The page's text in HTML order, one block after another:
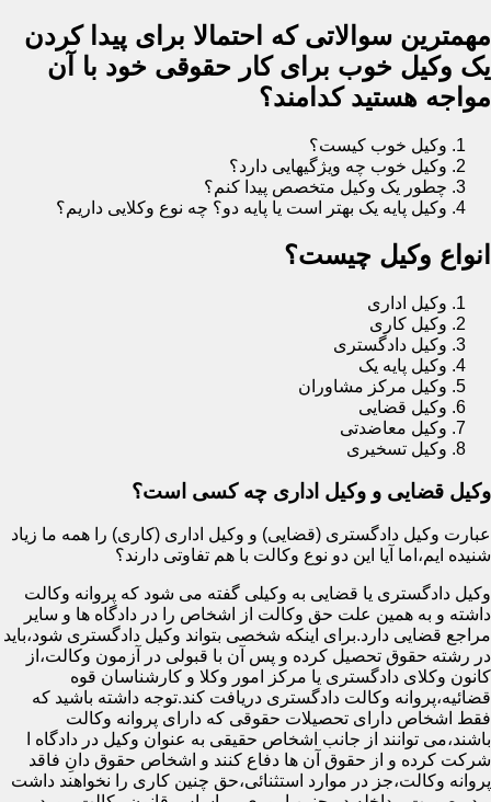
مهمترین سوالاتی که احتمالا برای پیدا کردن
یک وکیل خوب برای کار حقوقی خود با آن
مواجه هستید کدامند؟
وکیل خوب کیست؟
وکیل خوب چه ویژگیهایی دارد؟
چطور یک وکیل متخصص پیدا کنم؟
وکیل پایه یک بهتر است یا پایه دو؟ چه نوع وکلایی داریم؟
انواع وکیل چیست؟
وکیل اداری
وکیل کاری
وکیل دادگستری
وکیل پایه یک
وکیل مرکز مشاوران
وکیل قضایی
وکیل معاضدتی
وکیل تسخیری
وکیل قضایی و وکیل اداری چه کسی است؟
عبارت وکیل دادگستری (قضایی) و وکیل اداری (کاری) را همه ما زیاد
شنیده ایم،اما آیا این دو نوع وکالت با هم تفاوتی دارند؟
وکیل دادگستری یا قضایی به وکیلی گفته می شود که پروانه وکالت
داشته و به همین علت حق وکالت از اشخاص را در دادگاه ها و سایر
مراجع قضایی دارد.برای اینکه شخصی بتواند وکیل دادگستری شود،باید
در رشته حقوق تحصیل کرده و پس آن با قبولی در آزمون وکالت،از
کانون وکلای دادگستری یا مرکز امور وکلا و کارشناسان قوه
قضائیه،پروانه وکالت دادگستری دریافت کند.توجه داشته باشید که
فقط اشخاص دارای تحصیلات حقوقی که دارای پروانه وکالت
باشند،می توانند از جانب اشخاص حقیقی به عنوان وکیل در دادگاه ا
شرکت کرده و از حقوق آن ها دفاع کنند و اشخاص حقوق دانِ فاقد
پروانه وکالت،جز در موارد استثنائی،حق چنین کاری را نخواهند داشت